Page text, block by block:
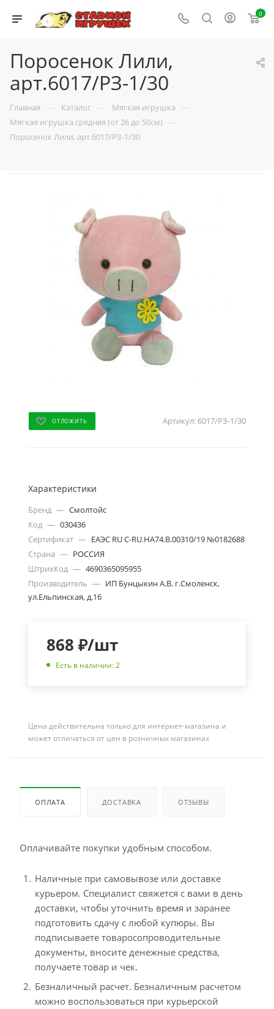
0
Поросенок Лили,
арт.6017/РЗ-1/30
Главная — Каталог — Мягкая игрушка —
Мягкая игрушка средняя (от 26 до 50см) —
Поросенок Лили, арт.6017/РЗ-1/30
ОТЛОЖИТЬ Артикул: 6017/РЗ-1/30
Характеристики
Бренд — Смолтойс
Код — 030436
Сертификат — ЕАЭС RU C-RU.НА74.В.00310/19 №0182688
Страна — РОССИЯ
ШтрихКод — 4690365095955
Производитель — ИП Бунцыкин А.В. г.Смоленск,
ул.Ельпинская, д.16
868 ₽/шт
Есть в наличии: 2
Цена действительна только для интернет-магазина и
может отличаться от цен в розничных магазинах
ОПЛАТА ДОСТАВКА ОТЗЫВЫ
Оплачивайте покупки удобным способом.
Наличные при самовывозе или доставке
курьером. Специалист свяжется с вами в день
доставки, чтобы уточнить время и заранее
подготовить сдачу с любой купюры. Вы
подписываете товаросопроводительные
документы, вносите денежные средства,
получаете товар и чек.
Безналичный расчет. Безналичным расчетом
можно воспользоваться при курьерской